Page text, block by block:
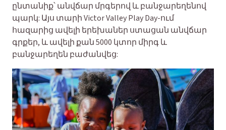
ընտանիք՝ անվճար մրգերով և բանջարեղենով
պարկ: Այս տարի Victor Valley Play Day-ում
հազարից ավելի երեխաներ ստացան անվճար
գրքեր, և ավելի քան 5000 կտոր միրգ և
բանջարեղեն բաժանվեց: